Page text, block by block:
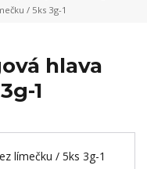
/ 5ks 3g-1
hlava
1